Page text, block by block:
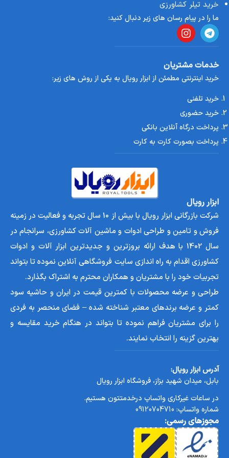
برای تجهیزات سنگین یا صنعتی
درباره برندکایتو
برند KAYTO یکی از تولیدکنندگان مطرح در زمینه موتور برق، پمپ
آب، ابزار صنعتی و کشاورزی است. این برند با بهره‌گیری از
تکنولوژی‌های روز و استفاده از قطعات باکیفیت، محصولاتی بادوام و
میان کاربران حرفه‌ای، به‌دلیل دوام بالا، مصرف سوخت بهینه و
خدمات گسترده پس از فروش، محبوبیت ویژه‌ای دارند. این شرکت با
تمرکز بر ارائه انرژی پایدار و طراحی‌های مدرن، توانسته اعتماد
مشتریان در کشورهای مختلف از جمله ایران را جلب کند.
نحوه خرید از موتور برق ۳ کیلووات KAYTO ابزار رویال
خرید تیلر کشاورزی
ما را در پیام رسان های زیر دنبال کنید:
خدمات مشتریان
خرید اینترنتی مطمئن از ابزار رویال به یکی از روش های زیر:
خرید تلفنی
خرید حضوری
پرداخت درگاه آنلاین بانکی
پرداخت بصورت کارت به کارت
ابزار رویال
شرکت بازرگانی ابزار رویال با بیش از 10 سال تجربه و فعالیت در زمینه
فروش و تامین و طراحی ادوات و ماشین آلات کشاورزی، سرانجام در
سال 1402 با هدف ارائه بروزترین و جدیدترین ابزار آلات و ادوات
کشاورزی اقدام به راه اندازی سایت فروشگاهی آنلاین نموده تا بتواند
تجربیات خود را با مشتریان و همکاران محترم به اشتراک بگذارد.
طراحی و عرضه محصولات با کمترین قیمت در ایران و حاشیه سود
کمتر و عرضه برندهای معتبر شناخته شده – فضای منحصر به فردی
را برای مشتریان فراهم نموده تا بتواند در هنگام خرید مقایسه و
بهترین گزینه را انتخاب نمایند.
آدرس ابزار رویال:
بابل، میدان شهید بزاز، فروشگاه ابزار رویال
در ساعات غیرکاری واتساپ درخدمتتون هستیم.
شماره واتساپ: 09120704710
مجوزهای رسمی: